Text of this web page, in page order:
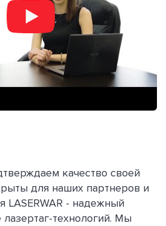
качество своей
для наших партнеров и
LASERWAR - надежный
технологий. Мы